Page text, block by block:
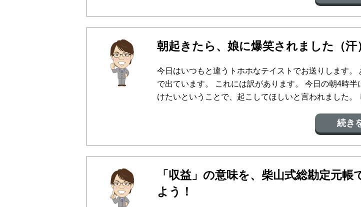
朝起きたら、娘に爆笑されました（汗
今日はいつもと違うトホホなテイストでお送りします。
で出ています。 これには訳があります。 今日の朝4時半
けたいということで、起こしてほしいと言われました。
続き
「収益」の意味を、柴山式総勘定元帳
よう！